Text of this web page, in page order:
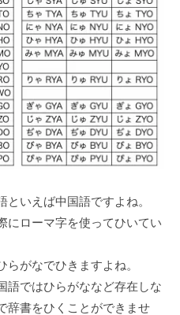
いえば中国語ですよね。
にローマ字を使ってひいてい
がなでひきますよね。
語ではひらがななど存在しな
辞書をひくことができませ